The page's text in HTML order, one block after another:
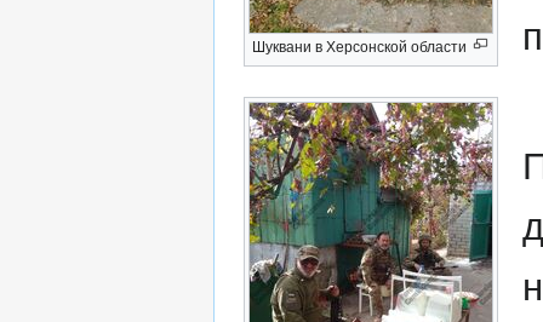
Шуквани в Херсонской области